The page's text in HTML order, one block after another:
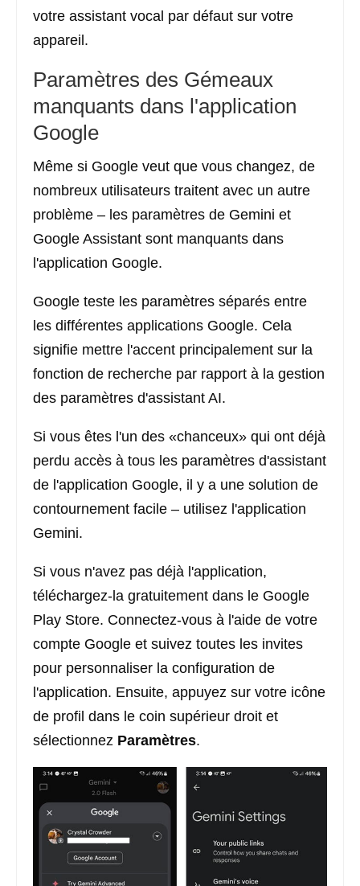
votre assistant vocal par défaut sur votre
appareil.
Paramètres des Gémeaux
manquants dans l'application
Google
Même si Google veut que vous changez, de
nombreux utilisateurs traitent avec un autre
problème – les paramètres de Gemini et
Google Assistant sont manquants dans
l'application Google.
Google teste les paramètres séparés entre
les différentes applications Google. Cela
signifie mettre l'accent principalement sur la
fonction de recherche par rapport à la gestion
des paramètres d'assistant AI.
Si vous êtes l'un des «chanceux» qui ont déjà
perdu accès à tous les paramètres d'assistant
de l'application Google, il y a une solution de
contournement facile – utilisez l'application
Gemini.
Si vous n'avez pas déjà l'application,
téléchargez-la gratuitement dans le Google
Play Store. Connectez-vous à l'aide de votre
compte Google et suivez toutes les invites
pour personnaliser la configuration de
l'application. Ensuite, appuyez sur votre icône
de profil dans le coin supérieur droit et
sélectionnez Paramètres.